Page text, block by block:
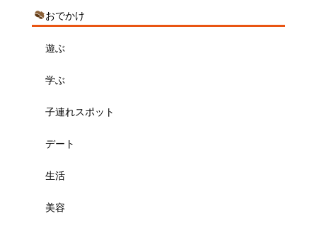
おでかけ
遊ぶ
学ぶ
子連れスポット
デート
生活
美容